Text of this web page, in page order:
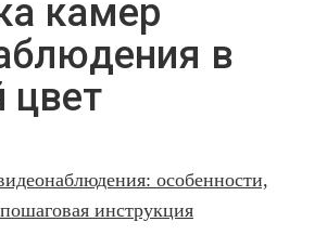
камер
в
особенности,
инструкция